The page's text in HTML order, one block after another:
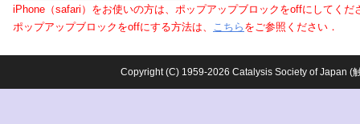
iPhone（safari）をお使いの方は、ポップアップブロックをoffにしてくだ
ポップアップブロックをoffにする方法は、 こちら をご参照ください．
Copyright (C) 1959-2026 Catalysis Society of Japan (